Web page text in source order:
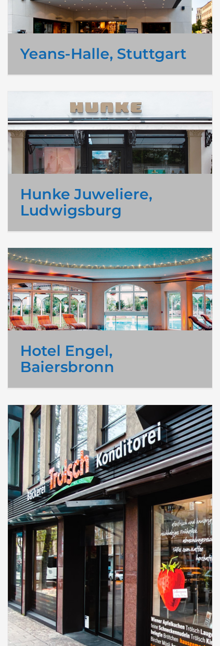
Yeans-Halle, Stuttgart
Hunke Juweliere,
Ludwigsburg
Hotel Engel,
Baiersbronn